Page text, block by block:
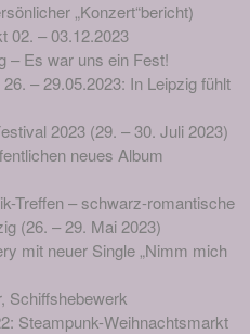
„Konzert“bericht)
02. – 03.12.2023
– Es war uns ein Fest!
– 29.05.2023: In Leipzig fühlt
2023 (29. – 30. Juli 2023)
neues Album
Treffen – schwarz-romantische
(26. – 29. Mai 2023)
mit neuer Single „Nimm mich
Schiffshebewerk
Steampunk-Weihnachtsmarkt